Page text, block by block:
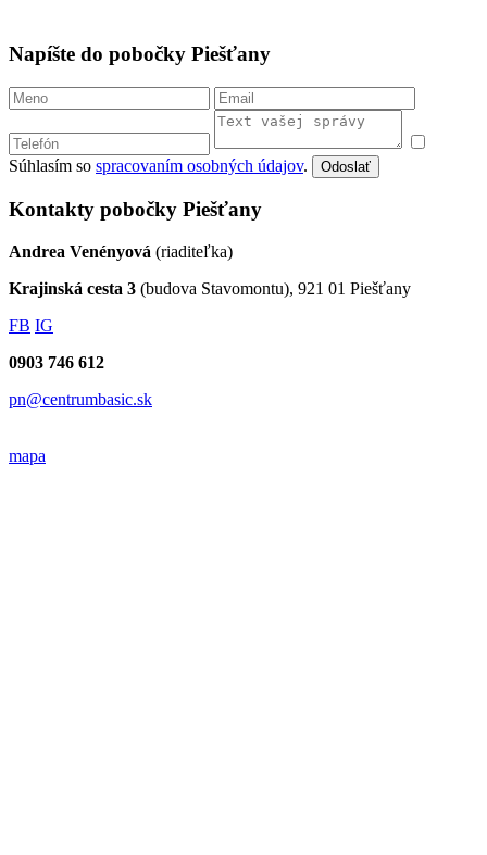
Napíšte do pobočky Piešťany
Súhlasím so spracovaním osobných údajov. Odoslať
Kontakty pobočky Piešťany
Andrea Venényová (riaditeľka)
Krajinská cesta 3 (budova Stavomontu), 921 01 Piešťany
FB IG
0903 746 612
pn@centrumbasic.sk
mapa